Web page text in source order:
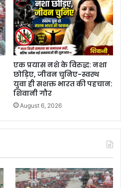
एक प्रयास नशे के विरुद्ध: नशा
छोड़िए, जीवन चुनिए-स्वस्थ
युवा ही सशक्त भारत की पहचान:
शिवानी गौर
August 6, 2026